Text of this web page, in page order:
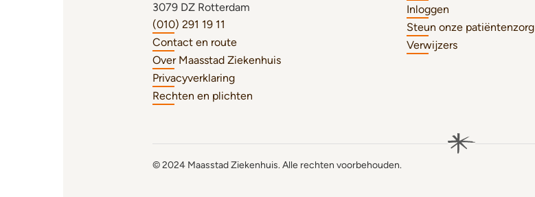
3079 DZ Rotterdam
(010) 291 19 11
Contact en route
Over Maasstad Ziekenhuis
Privacyverklaring
Rechten en plichten
Inloggen
Steun onze patiëntenzorg
Verwijzers
© 2024 Maasstad Ziekenhuis. Alle rechten voorbehouden.